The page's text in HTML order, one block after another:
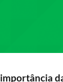
importância